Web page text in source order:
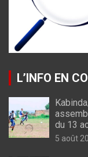
L’INFO EN
du 13
5 août